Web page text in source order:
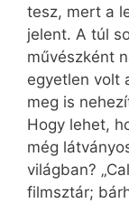
tesz, mert a
jelent. A túl
művészként
egyetlen volt
meg is
Hogy lehet,
még
világban?
filmsztár;­